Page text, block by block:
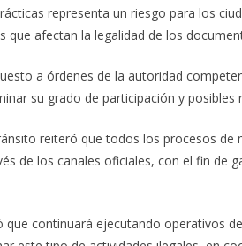
representa un riesgo para los
afectan la legalidad de los
a órdenes de la autoridad
su grado de participación y posibles
reiteró que todos los procesos de
de los canales oficiales, con el fin de
que continuará ejecutando operativos